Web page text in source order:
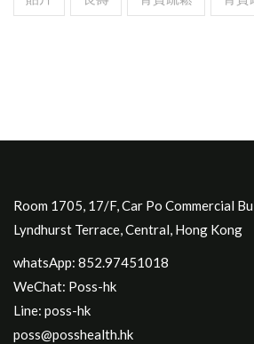
Room 1705, 17/F, Car Po Commercial
Lyndhurst Terrace, Central, Hong Kong
whatsApp: 852.97451018
WeChat: Poss-hk
Line: poss-hk
poss@posshealth.hk